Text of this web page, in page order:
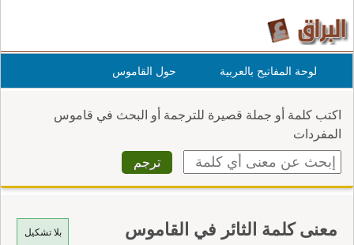
لوحة المفاتيح بالعربية حول القاموس
اكتب كلمة أو جملة قصيرة للترجمة أو البحث في قاموس
المفردات
بلا تشكيل معنى كلمة الثائر في القاموس